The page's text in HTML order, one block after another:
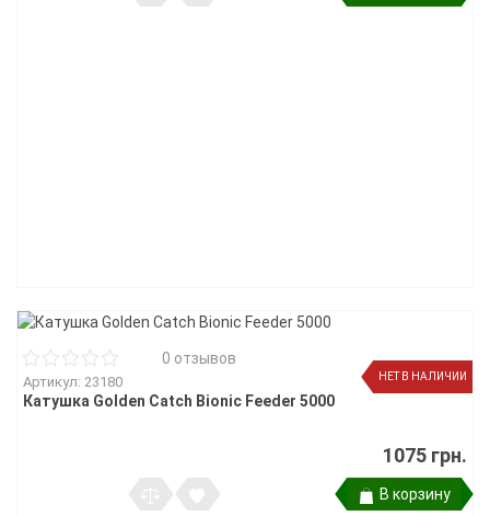
НЕТ В НАЛИЧИИ
0 отзывов
Артикул: 23180
Катушка Golden Catch Bionic Feeder 5000
1075 грн.
В корзину